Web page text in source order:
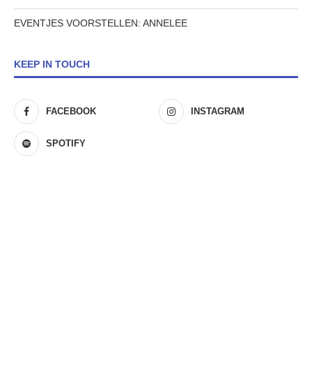
EVENTJES VOORSTELLEN: ANNELEE
KEEP IN TOUCH
FACEBOOK INSTAGRAM
SPOTIFY